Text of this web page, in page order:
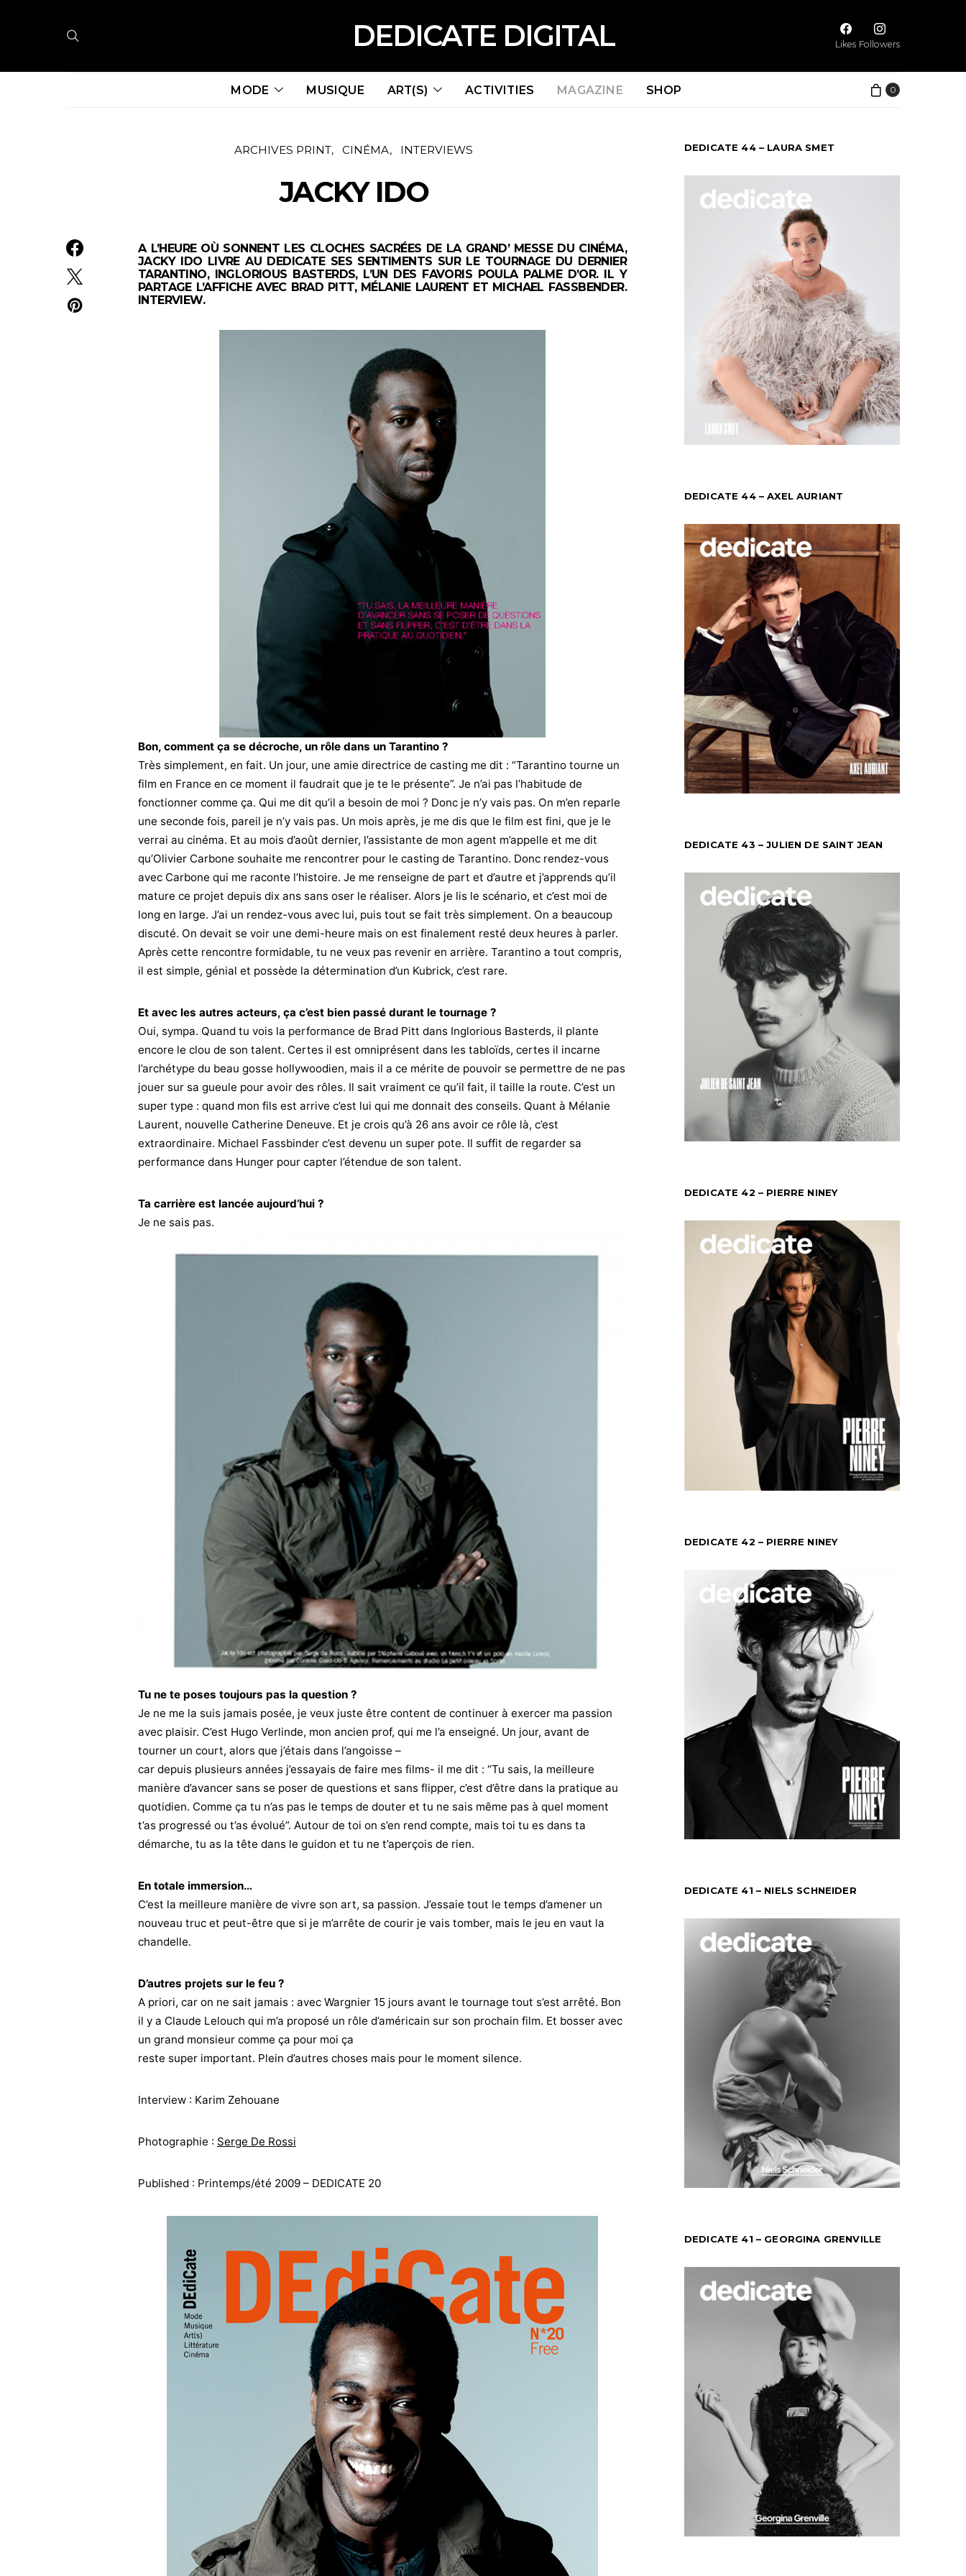
DEDICATE DIGITAL Likes Followers
MODE MUSIQUE ART(S) ACTIVITIES MAGAZINE SHOP 0
ARCHIVES PRINT CINÉMA INTERVIEWS
JACKY IDO
A L’HEURE OÙ SONNENT LES CLOCHES SACRÉES DE LA GRAND’ MESSE DU CINÉMA,
JACKY IDO LIVRE AU DEDICATE SES SENTIMENTS SUR LE TOURNAGE DU DERNIER
TARANTINO, INGLORIOUS BASTERDS, L’UN DES FAVORIS POULA PALME D’OR. IL Y
PARTAGE L’AFFICHE AVEC BRAD PITT, MÉLANIE LAURENT ET MICHAEL FASSBENDER.
INTERVIEW.
Bon, comment ça se décroche, un rôle dans un Tarantino ?
Très simplement, en fait. Un jour, une amie directrice de casting me dit : “Tarantino tourne un
film en France en ce moment il faudrait que je te le présente”. Je n’ai pas l’habitude de
fonctionner comme ça. Qui me dit qu’il a besoin de moi ? Donc je n’y vais pas. On m’en reparle
une seconde fois, pareil je n’y vais pas. Un mois après, je me dis que le film est fini, que je le
verrai au cinéma. Et au mois d’août dernier, l’assistante de mon agent m’appelle et me dit
qu’Olivier Carbone souhaite me rencontrer pour le casting de Tarantino. Donc rendez-vous
avec Carbone qui me raconte l’histoire. Je me renseigne de part et d’autre et j’apprends qu’il
mature ce projet depuis dix ans sans oser le réaliser. Alors je lis le scénario, et c’est moi de
long en large. J’ai un rendez-vous avec lui, puis tout se fait très simplement. On a beaucoup
discuté. On devait se voir une demi-heure mais on est finalement resté deux heures à parler.
Après cette rencontre formidable, tu ne veux pas revenir en arrière. Tarantino a tout compris,
il est simple, génial et possède la détermination d’un Kubrick, c’est rare.
Et avec les autres acteurs, ça c’est bien passé durant le tournage ?
Oui, sympa. Quand tu vois la performance de Brad Pitt dans Inglorious Basterds, il plante
encore le clou de son talent. Certes il est omniprésent dans les tabloïds, certes il incarne
l’archétype du beau gosse hollywoodien, mais il a ce mérite de pouvoir se permettre de ne pas
jouer sur sa gueule pour avoir des rôles. Il sait vraiment ce qu’il fait, il taille la route. C’est un
super type : quand mon fils est arrive c’est lui qui me donnait des conseils. Quant à Mélanie
Laurent, nouvelle Catherine Deneuve. Et je crois qu’à 26 ans avoir ce rôle là, c’est
extraordinaire. Michael Fassbinder c’est devenu un super pote. Il suffit de regarder sa
performance dans Hunger pour capter l’étendue de son talent.
Ta carrière est lancée aujourd’hui ?
Je ne sais pas.
Tu ne te poses toujours pas la question ?
Je ne me la suis jamais posée, je veux juste être content de continuer à exercer ma passion
avec plaisir. C’est Hugo Verlinde, mon ancien prof, qui me l’a enseigné. Un jour, avant de
tourner un court, alors que j’étais dans l’angoisse –
car depuis plusieurs années j’essayais de faire mes films- il me dit : “Tu sais, la meilleure
manière d’avancer sans se poser de questions et sans flipper, c’est d’être dans la pratique au
quotidien. Comme ça tu n’as pas le temps de douter et tu ne sais même pas à quel moment
t’as progressé ou t’as évolué”. Autour de toi on s’en rend compte, mais toi tu es dans ta
démarche, tu as la tête dans le guidon et tu ne t’aperçois de rien.
En totale immersion…
C’est la meilleure manière de vivre son art, sa passion. J’essaie tout le temps d’amener un
nouveau truc et peut-être que si je m’arrête de courir je vais tomber, mais le jeu en vaut la
chandelle.
D’autres projets sur le feu ?
A priori, car on ne sait jamais : avec Wargnier 15 jours avant le tournage tout s’est arrêté. Bon
il y a Claude Lelouch qui m’a proposé un rôle d’américain sur son prochain film. Et bosser avec
un grand monsieur comme ça pour moi ça
reste super important. Plein d’autres choses mais pour le moment silence.
Interview : Karim Zehouane
Photographie : Serge De Rossi
Published : Printemps/été 2009 – DEDICATE 20
DEDICATE 44 – LAURA SMET
DEDICATE 44 – AXEL AURIANT
DEDICATE 43 – JULIEN DE SAINT JEAN
DEDICATE 42 – PIERRE NINEY
DEDICATE 42 – PIERRE NINEY
DEDICATE 41 – NIELS SCHNEIDER
DEDICATE 41 – GEORGINA GRENVILLE